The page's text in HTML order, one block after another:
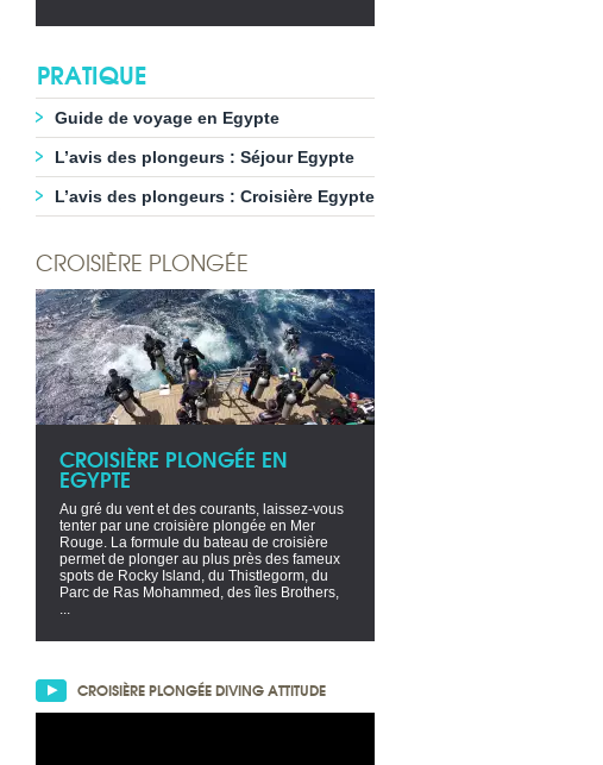
PRATIQUE
Guide de voyage en Egypte
L’avis des plongeurs : Séjour Egypte
L’avis des plongeurs : Croisière Egypte
CROISIÈRE PLONGÉE
CROISIÈRE PLONGÉE EN
EGYPTE
Au gré du vent et des courants, laissez-vous
tenter par une croisière plongée en Mer
Rouge. La formule du bateau de croisière
permet de plonger au plus près des fameux
spots de Rocky Island, du Thistlegorm, du
Parc de Ras Mohammed, des îles Brothers,
...
CROISIÈRE PLONGÉE DIVING ATTITUDE